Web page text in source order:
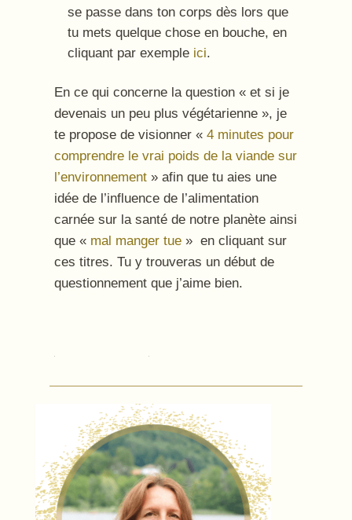
se passe dans ton corps dès lors que
tu mets quelque chose en bouche, en
cliquant par exemple ici.
En ce qui concerne la question « et si je
devenais un peu plus végétarienne », je
te propose de visionner «4 minutes pour
comprendre le vrai poids de la viande sur
l’environnement » afin que tu aies une
idée de l’influence de l’alimentation
carnée sur la santé de notre planète ainsi
que « mal manger tue » en cliquant sur
ces titres. Tu y trouveras un début de
questionnement que j’aime bien.